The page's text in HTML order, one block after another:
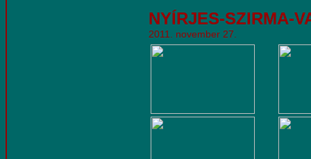
NYÍRJES-SZIRMA-
2011. november 27.